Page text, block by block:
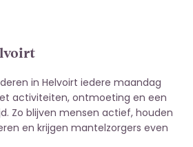
in Helvoirt iedere maandag
activiteiten, ontmoeting en een
Zo blijven mensen actief, houden
en krijgen mantelzorgers even